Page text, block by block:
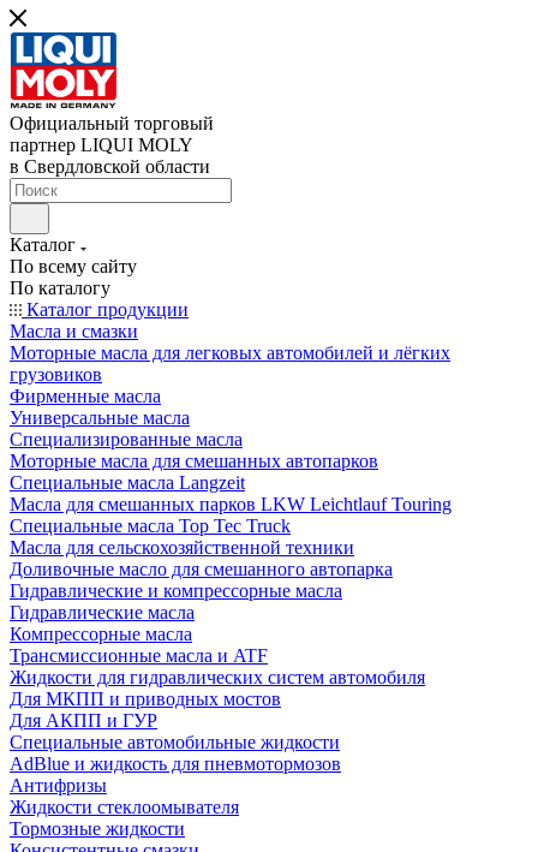
Официальный торговый
партнер LIQUI MOLY
в Свердловской области
Каталог
По всему сайту
По каталогу
Каталог продукции
Масла и смазки
Моторные масла для легковых автомобилей и лёгких
грузовиков
Фирменные масла
Универсальные масла
Специализированные масла
Моторные масла для смешанных автопарков
Специальные масла Langzeit
Масла для смешанных парков LKW Leichtlauf Touring
Специальные масла Top Tec Truck
Масла для сельскохозяйственной техники
Доливочные масло для смешанного автопарка
Гидравлические и компрессорные масла
Гидравлические масла
Компрессорные масла
Трансмиссионные масла и ATF
Жидкости для гидравлических систем автомобиля
Для МКПП и приводных мостов
Для АКПП и ГУР
Специальные автомобильные жидкости
AdBlue и жидкость для пневмотормозов
Антифризы
Жидкости стеклоомывателя
Тормозные жидкости